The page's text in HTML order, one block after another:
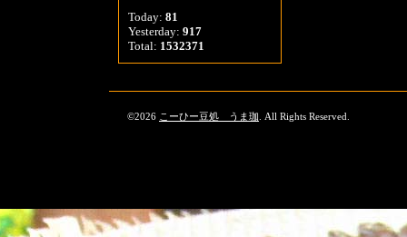
Today: 81
Yesterday: 917
Total: 1532371
©2026 こーひー豆処 うま珈 . All Rights Reserved.